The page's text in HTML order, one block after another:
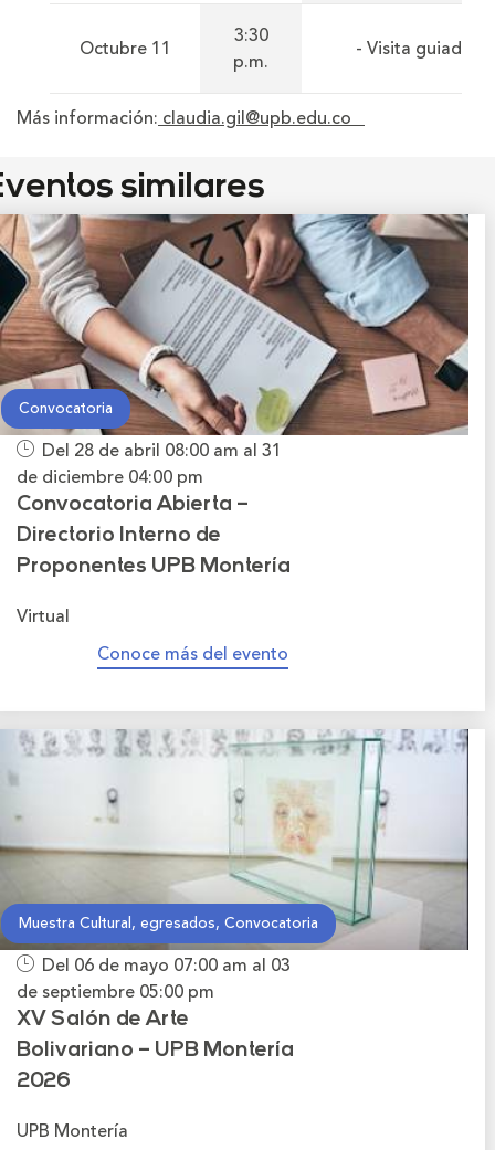
Octubre 11
3:30
p.m.
- Visita guiada.
Más información: claudia.gil@upb.edu.co
similares
Convocatoria
Del 28 de abril 08:00 am al 31
de diciembre 04:00 pm
Convocatoria Abierta –
Directorio Interno de
Proponentes UPB Montería
Virtual
Conoce más del evento
Muestra Cultural, egresados, Convocatoria
Del 06 de mayo 07:00 am al 03
de septiembre 05:00 pm
XV Salón de Arte
Bolivariano – UPB Montería
2026
UPB Montería